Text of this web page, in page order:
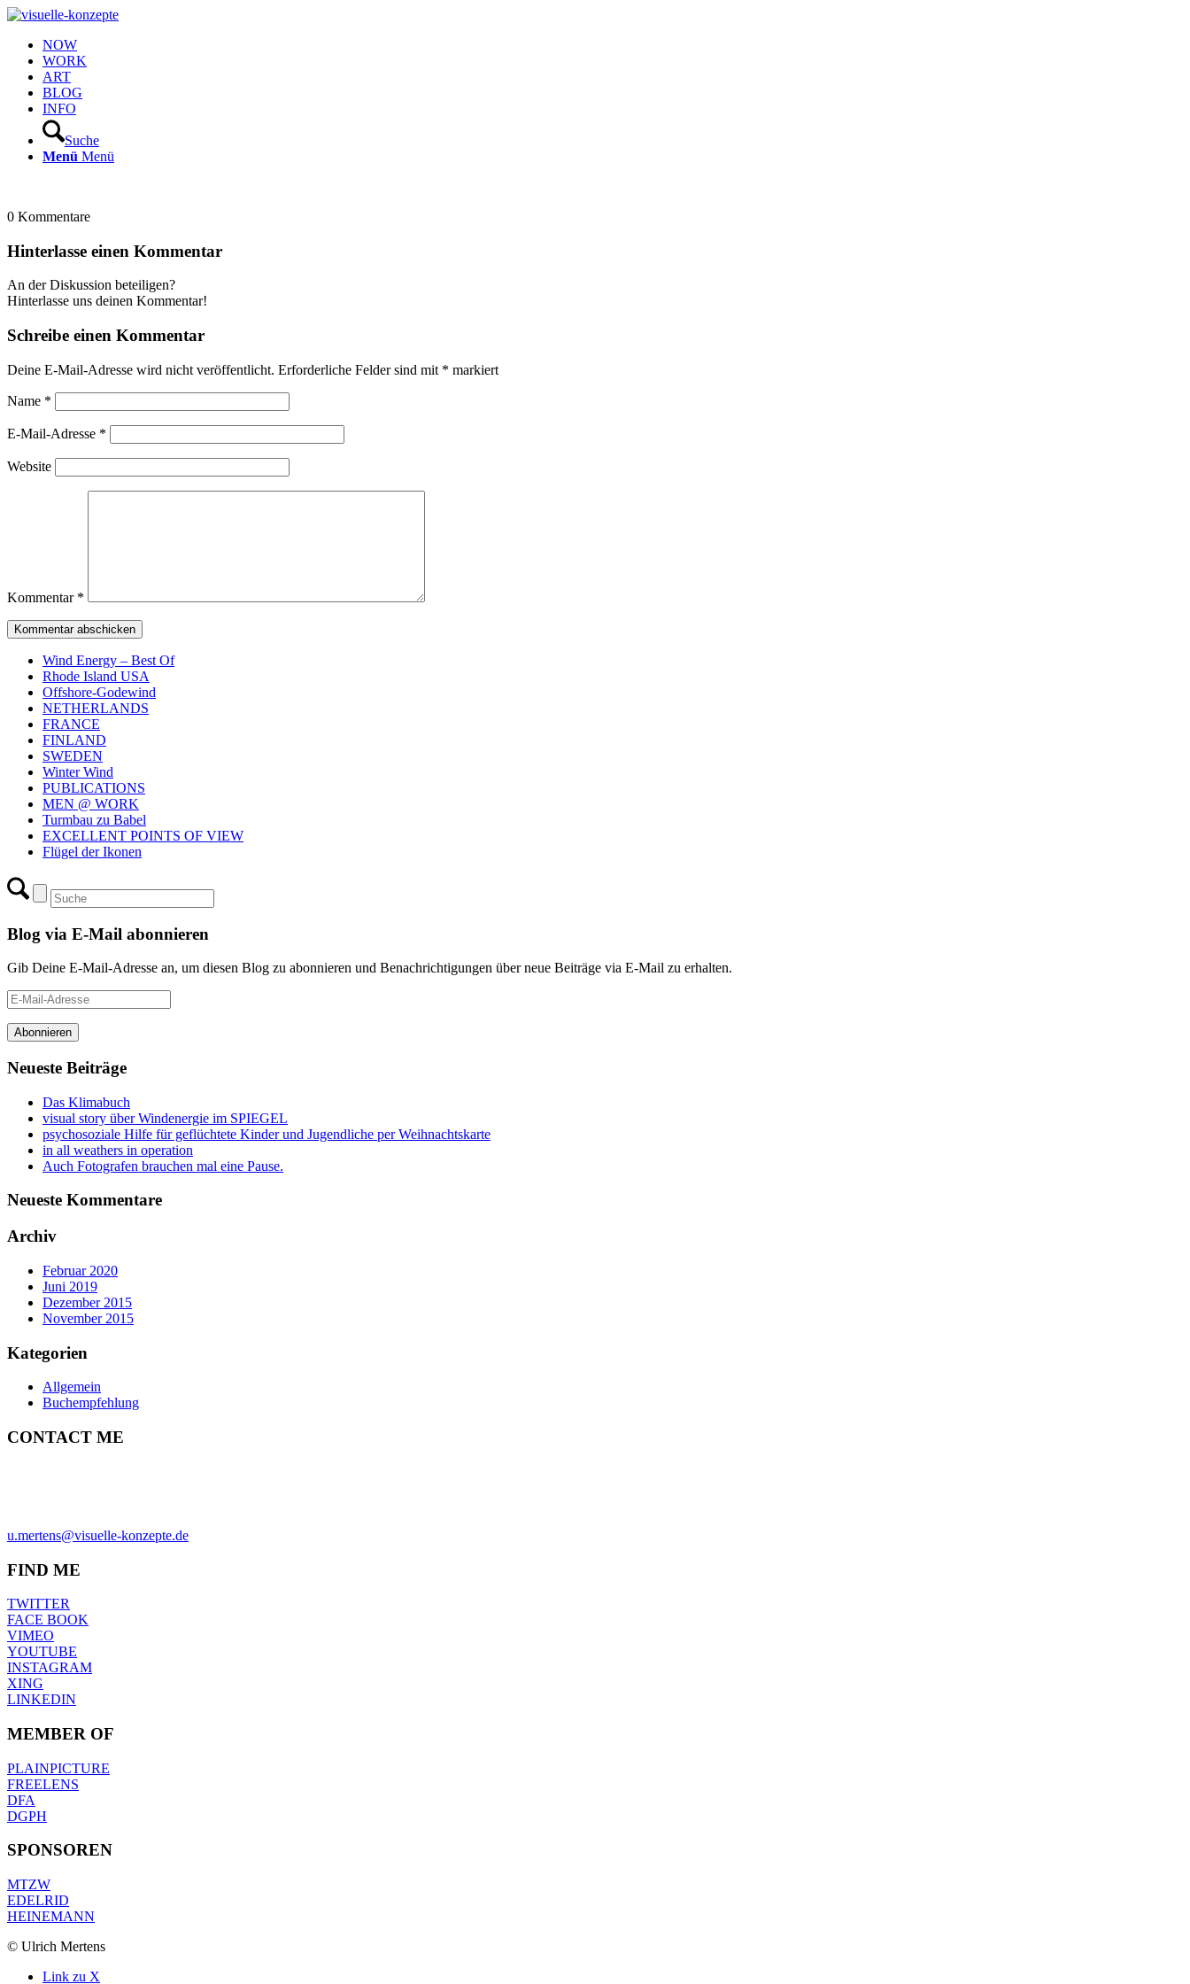
NOW
WORK
ART
BLOG
INFO
Suche
Menü Menü
0 Kommentare
Hinterlasse einen Kommentar
An der Diskussion beteiligen?
Hinterlasse uns deinen Kommentar!
Schreibe einen Kommentar
Deine E-Mail-Adresse wird nicht veröffentlicht. Erforderliche Felder sind mit * markiert
Name *
E-Mail-Adresse *
Website
Kommentar *
Wind Energy – Best Of
Rhode Island USA
Offshore-Godewind
NETHERLANDS
FRANCE
FINLAND
SWEDEN
Winter Wind
PUBLICATIONS
MEN @ WORK
Turmbau zu Babel
EXCELLENT POINTS OF VIEW
Flügel der Ikonen
Blog via E-Mail abonnieren
Gib Deine E-Mail-Adresse an, um diesen Blog zu abonnieren und Benachrichtigungen über neue Beiträge via E-Mail zu erhalten.
E-
Mail-
Adresse
Abonnieren
Neueste Beiträge
Das Klimabuch
visual story über Windenergie im SPIEGEL
psychosoziale Hilfe für geflüchtete Kinder und Jugendliche per Weihnachtskarte
in all weathers in operation
Auch Fotografen brauchen mal eine Pause.
Neueste Kommentare
Archiv
Februar 2020
Juni 2019
Dezember 2015
November 2015
Kategorien
Allgemein
Buchempfehlung
CONTACT ME
u.mertens@visuelle-konzepte.de
FIND ME
TWITTER
FACE BOOK
VIMEO
YOUTUBE
INSTAGRAM
XING
LINKEDIN
MEMBER OF
PLAINPICTURE
FREELENS
DFA
DGPH
SPONSOREN
MTZW
EDELRID
HEINEMANN
© Ulrich Mertens
Link zu X